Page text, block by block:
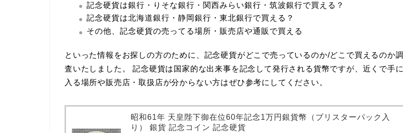
記念硬貨は銀行・りそな銀行・関西みらい銀行・筑波銀行で買える？
記念硬貨は北海道銀行・静岡銀行・東北銀行で買える？
その他、 記念硬貨の売ってる場所・販売店や通販で買える
といった情報をお探しの方のために、 記念硬貨がどこで売っているのか/どこで買えるのか調
査いたしました。記念硬貨は国家的な出来事を記念して発行される貨幣ですが、近くで手に
入る場所や販売店・取扱店が分からない方はぜひ参考にしてください。
昭和61年 天皇陛下御在位60年記念1万円銀貨幣（ブリスターパック入
り） 銀貨 記念コイン 記念硬貨